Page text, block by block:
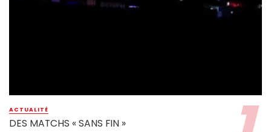
ACTUALITÉ
DES MATCHS « SANS FIN »